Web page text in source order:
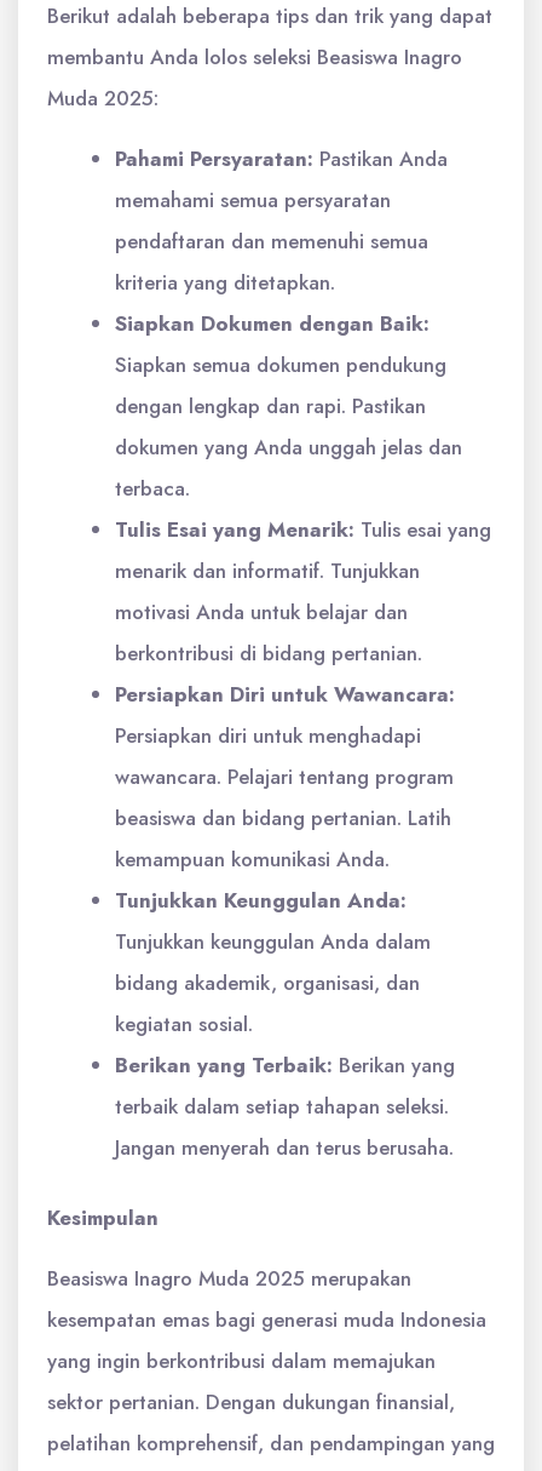
Berikut adalah beberapa tips dan trik yang dapat
membantu Anda lolos seleksi Beasiswa Inagro
Muda 2025:
Pahami Persyaratan: Pastikan Anda
memahami semua persyaratan
pendaftaran dan memenuhi semua
kriteria yang ditetapkan.
Siapkan Dokumen dengan Baik:
Siapkan semua dokumen pendukung
dengan lengkap dan rapi. Pastikan
dokumen yang Anda unggah jelas dan
terbaca.
Tulis Esai yang Menarik: Tulis esai yang
menarik dan informatif. Tunjukkan
motivasi Anda untuk belajar dan
berkontribusi di bidang pertanian.
Persiapkan Diri untuk Wawancara:
Persiapkan diri untuk menghadapi
wawancara. Pelajari tentang program
beasiswa dan bidang pertanian. Latih
kemampuan komunikasi Anda.
Tunjukkan Keunggulan Anda:
Tunjukkan keunggulan Anda dalam
bidang akademik, organisasi, dan
kegiatan sosial.
Berikan yang Terbaik: Berikan yang
terbaik dalam setiap tahapan seleksi.
Jangan menyerah dan terus berusaha.
Kesimpulan
Beasiswa Inagro Muda 2025 merupakan
kesempatan emas bagi generasi muda Indonesia
yang ingin berkontribusi dalam memajukan
sektor pertanian. Dengan dukungan finansial,
pelatihan komprehensif, dan pendampingan yang